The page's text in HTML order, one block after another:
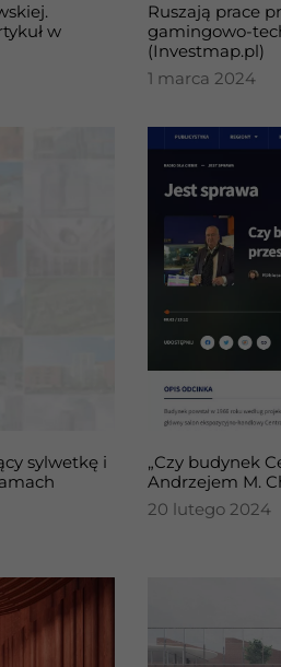
w
Ruszają prace
gamingowo-
(Investmap.pl)
1 marca 2024
sylwetkę i
„Czy budynek
Andrzejem M.
20 lutego 2024